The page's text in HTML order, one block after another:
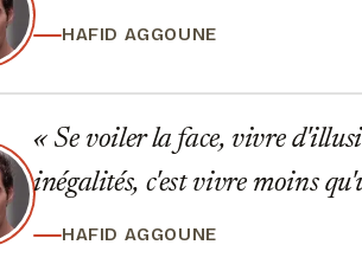
HAFID AGGOUNE
Se voiler la face, vivre
inégalités, c'est vivre moins
HAFID AGGOUNE